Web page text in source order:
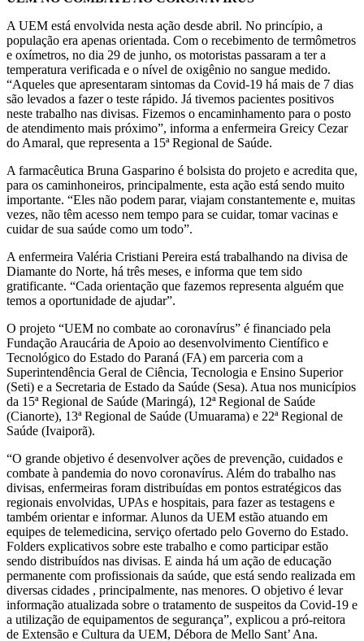
A UEM está envolvida nesta ação desde abril. No princípio, a
população era apenas orientada. Com o recebimento de termômetros
e oxímetros, no dia 29 de junho, os motoristas passaram a ter a
temperatura verificada e o nível de oxigênio no sangue medido.
“Aqueles que apresentaram sintomas da Covid-19 há mais de 7 dias
são levados a fazer o teste rápido. Já tivemos pacientes positivos
neste trabalho nas divisas. Fizemos o encaminhamento para o posto
de atendimento mais próximo”, informa a enfermeira Greicy Cezar
do Amaral, que representa a 15ª Regional de Saúde.
A farmacêutica Bruna Gasparino é bolsista do projeto e acredita que,
para os caminhoneiros, principalmente, esta ação está sendo muito
importante. “Eles não podem parar, viajam constantemente e, muitas
vezes, não têm acesso nem tempo para se cuidar, tomar vacinas e
cuidar de sua saúde como um todo”.
A enfermeira Valéria Cristiani Pereira está trabalhando na divisa de
Diamante do Norte, há três meses, e informa que tem sido
gratificante. “Cada orientação que fazemos representa alguém que
temos a oportunidade de ajudar”.
O projeto “UEM no combate ao coronavírus” é financiado pela
Fundação Araucária de Apoio ao desenvolvimento Científico e
Tecnológico do Estado do Paraná (FA) em parceria com a
Superintendência Geral de Ciência, Tecnologia e Ensino Superior
(Seti) e a Secretaria de Estado da Saúde (Sesa). Atua nos municípios
da 15ª Regional de Saúde (Maringá), 12ª Regional de Saúde
(Cianorte), 13ª Regional de Saúde (Umuarama) e 22ª Regional de
Saúde (Ivaiporã).
“O grande objetivo é desenvolver ações de prevenção, cuidados e
combate à pandemia do novo coronavírus. Além do trabalho nas
divisas, enfermeiras foram distribuídas em pontos estratégicos das
regionais envolvidas, UPAs e hospitais, para fazer as testagens e
também orientar e informar. Alunos da UEM estão atuando em
equipes de telemedicina, serviço ofertado pelo Governo do Estado.
Folders explicativos sobre este trabalho e como participar estão
sendo distribuídos nas divisas. E ainda há um ação de educação
permanente com profissionais da saúde, que está sendo realizada em
diversas cidades , principalmente, nas menores. O objetivo é levar
informação atualizada sobre o tratamento de suspeitos da Covid-19 e
a utilização de equipamentos de segurança”, explicou a pró-reitora
de Extensão e Cultura da UEM, Débora de Mello Sant’ Ana.